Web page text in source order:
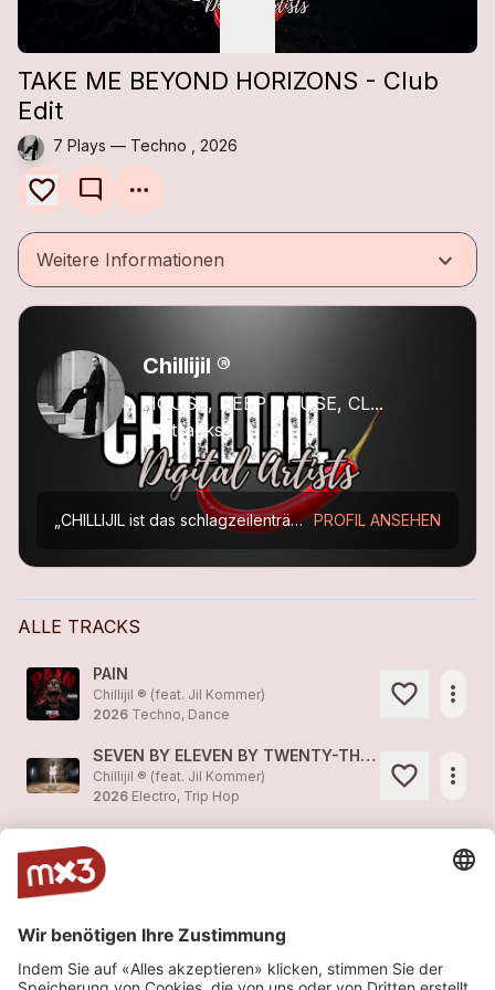
TAKE ME BEYOND HORIZONS - Club
Edit
7 Plays — Techno , 2026
mode_comment
Weitere Informationen keyboard_arrow_down
Chillijil ®
HOUSE, DEEP HOUSE, CL...
94 tracks
„CHILLIJIL ist das schlagzeilenträchtige Vater-Tochter-Duo aus den Schweizer Alpen, das für Furore in der elektronischen Music Szene sorgt. PROFIL ANSEHEN
ALLE TRACKS
PAIN
Chillijil ® (feat. Jil Kommer)
2026 Techno, Dance
more_horiz
SEVEN BY ELEVEN BY TWENTY-THREE INCHES
Chillijil ® (feat. Jil Kommer)
2026 Electro, Trip Hop
more_horiz
Chillijil ® (feat. Jil Kommer)
2026
more_horiz
Chillijil ® (feat. Jil Kommer)
2026
Techno, Dance